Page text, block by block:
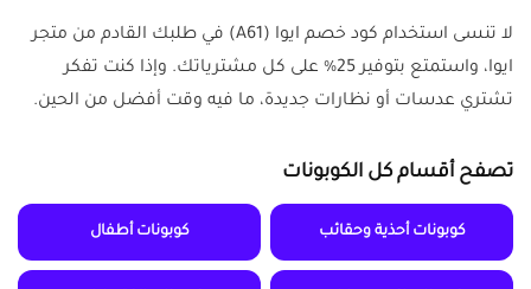
لا تنسى استخدام كود خصم ايوا (A61) في طلبك القادم من متجر
ايوا، واستمتع بتوفير 25% على كل مشترياتك. وإذا كنت تفكر
تشتري عدسات أو نظارات جديدة، ما فيه وقت أفضل من الحين.
تصفح أقسام كل الكوبونات
كوبونات أحذية وحقائب كوبونات أطفال